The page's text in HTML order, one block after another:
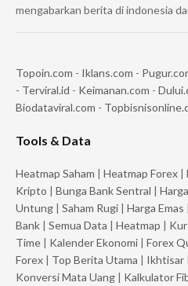
mengabarkan berita di indonesia
Topoin.com - Iklans.com -
- Terviral.id - Keimanan.com -
Biodataviral.com -
Tools & Data
Heatmap Saham | Heatmap Forex |
Kripto | Bunga Bank Sentral |
Untung | Saham Rugi | Harga Emas |
Bank | Semua Data | Heatmap |
Time | Kalender Ekonomi | Forex
Forex | Top Berita Utama | Ikhtisar
Konversi Mata Uang | Kalkulator